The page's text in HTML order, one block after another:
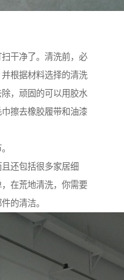
干净了。清洗前，必
根据材料选择的清洗
，顽固的可以用胶水
擦去橡胶履带和油漆
还包括很多家居细
在荒地清洗，你需要
的清洁。